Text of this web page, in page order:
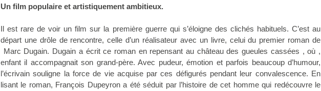
Un film populaire et artistiquement ambitieux.
Il est rare de voir un film sur la première guerre qui s’éloigne des clichés habituels. C’est au
départ une drôle de rencontre, celle d’un réalisateur avec un livre, celui du premier roman de
Marc Dugain. Dugain a écrit ce roman en repensant au château des gueules cassées , où ,
enfant il accompagnait son grand-père. Avec pudeur, émotion et parfois beaucoup d’humour,
l’écrivain souligne la force de vie acquise par ces défigurés pendant leur convalescence. En
lisant le roman, François Dupeyron a été séduit par l’histoire de cet homme qui redécouvre le